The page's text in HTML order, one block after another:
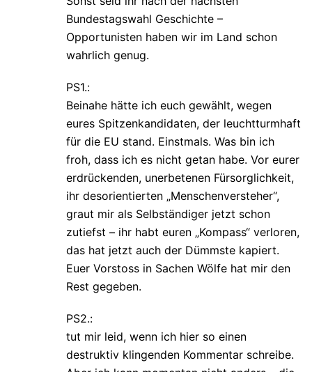
Bundestagswahl Geschichte –
Opportunisten haben wir im Land schon
wahrlich genug.
PS1.:
Beinahe hätte ich euch gewählt, wegen
eures Spitzenkandidaten, der leuchtturmhaft
für die EU stand. Einstmals. Was bin ich
froh, dass ich es nicht getan habe. Vor eurer
erdrückenden, unerbetenen Fürsorglichkeit,
ihr desorientierten „Menschenversteher“,
graut mir als Selbständiger jetzt schon
zutiefst – ihr habt euren „Kompass“ verloren,
das hat jetzt auch der Dümmste kapiert.
Euer Vorstoss in Sachen Wölfe hat mir den
Rest gegeben.
PS2.:
tut mir leid, wenn ich hier so einen
destruktiv klingenden Kommentar schreibe.